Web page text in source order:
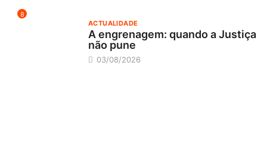
8
ACTUALIDADE
A engrenagem: quando a Justiça
não pune
03/08/2026